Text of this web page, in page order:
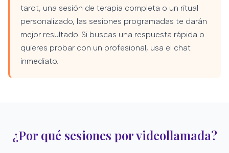
tarot, una sesión de terapia completa o un ritual
personalizado, las sesiones programadas te darán
mejor resultado. Si buscas una respuesta rápida o
quieres probar con un profesional, usa el chat
inmediato.
¿Por qué sesiones por videollamada?